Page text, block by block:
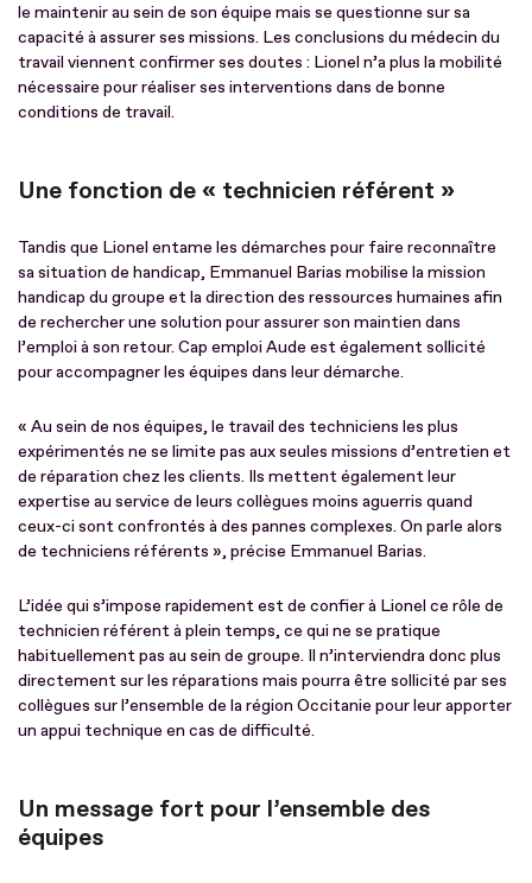
le maintenir au sein de son équipe mais se questionne sur sa
capacité à assurer ses missions. Les conclusions du médecin du
travail viennent confirmer ses doutes : Lionel n’a plus la mobilité
nécessaire pour réaliser ses interventions dans de bonne
conditions de travail.
Une fonction de « technicien référent »
Tandis que Lionel entame les démarches pour faire reconnaître
sa situation de handicap, Emmanuel Barias mobilise la mission
handicap du groupe et la direction des ressources humaines afin
de rechercher une solution pour assurer son maintien dans
l’emploi à son retour. Cap emploi Aude est également sollicité
pour accompagner les équipes dans leur démarche.
« Au sein de nos équipes, le travail des techniciens les plus
expérimentés ne se limite pas aux seules missions d’entretien et
de réparation chez les clients. Ils mettent également leur
expertise au service de leurs collègues moins aguerris quand
ceux-ci sont confrontés à des pannes complexes. On parle alors
de techniciens référents », précise Emmanuel Barias.
L’idée qui s’impose rapidement est de confier à Lionel ce rôle de
technicien référent à plein temps, ce qui ne se pratique
habituellement pas au sein de groupe. Il n’interviendra donc plus
directement sur les réparations mais pourra être sollicité par ses
collègues sur l’ensemble de la région Occitanie pour leur apporter
un appui technique en cas de difficulté.
Un message fort pour l’ensemble des
équipes